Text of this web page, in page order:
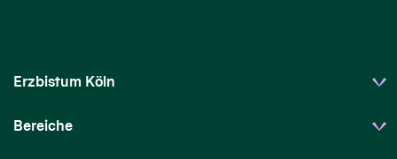
Erzbistum Köln
Bereiche